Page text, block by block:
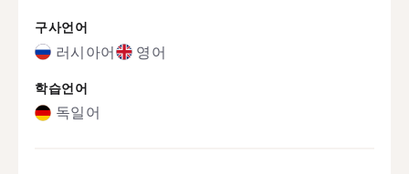
구사언어
러시아어 영어
학습언어
독일어